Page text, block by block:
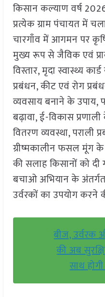
किसान कल्याण वर्ष
प्रत्येक ग्राम पंचायत में
चारगाँव में आगमन पर कृषि
मुख्य रूप से जैविक एवं
विस्तार, मृदा स्वास्थ्य
प्रबंधन, कीट एवं रोग
व्यवसाय बनाने के
बढ़ावा, ई-विकास
वितरण व्यवस्था, पराली
ग्रीष्मकालीन फसल मूंग
की सलाह किसानों को दी
बचाओ अभियान के
उर्वरकों का उपयोग करने
बीज, उर्वरक
की अब
साथ